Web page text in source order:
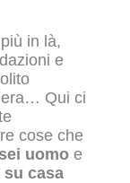
in là,
e
Qui ci
cose che
uomo e
su casa